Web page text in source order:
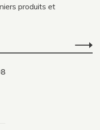
produits et